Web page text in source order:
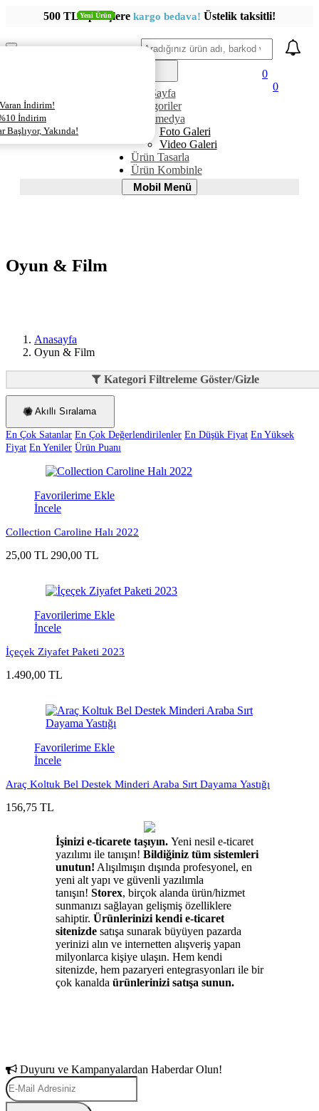
500 TL siparişlere kargo bedava! Üstelik taksitli!
Mobil
Ara
İndirim!
İndirim
Başlıyor, Yakında!
0
0
AnaSayfa
Kategoriler
Multimedya
Foto Galeri
Video Galeri
Ürün Tasarla
Ürün Kombinle
Mobil
Menü
Mobil Menü
Oyun & Film
Anasayfa
Oyun & Film
Kategori Filtreleme Göster/Gizle
Akıllı Sıralama
En Çok Satanlar En Çok Değerlendirilenler En Düşük Fiyat En Yüksek
Fiyat En Yeniler Ürün Puanı
Yeni Ürün
Favorilerime Ekle
İncele
Collection Caroline Halı 2022
25,00 TL 290,00 TL
Yeni Ürün
Favorilerime Ekle
İncele
İçeçek Ziyafet Paketi 2023
1.490,00 TL
Yeni Ürün
Favorilerime Ekle
İncele
Araç Koltuk Bel Destek Minderi Araba Sırt Dayama Yastığı
156,75 TL
İşinizi e-ticarete taşıyın. Yeni nesil e-ticaret
yazılımı ile tanışın! Bildiğiniz tüm sistemleri
unutun! Alışılmışın dışında profesyonel, en
yeni alt yapı ve güvenli yazılımla
tanışın! Storex, birçok alanda ürün/hizmet
sunmanızı sağlayan gelişmiş özelliklere
sahiptir. Ürünlerinizi kendi e-ticaret
sitenizde satışa sunarak büyüyen pazarda
yerinizi alın ve internetten alışveriş yapan
milyonlarca kişiye ulaşın. Hem kendi
sitenizde, hem pazaryeri entegrasyonları ile bir
çok kanalda ürünlerinizi satışa sunun.
Duyuru ve Kampanyalardan Haberdar Olun!